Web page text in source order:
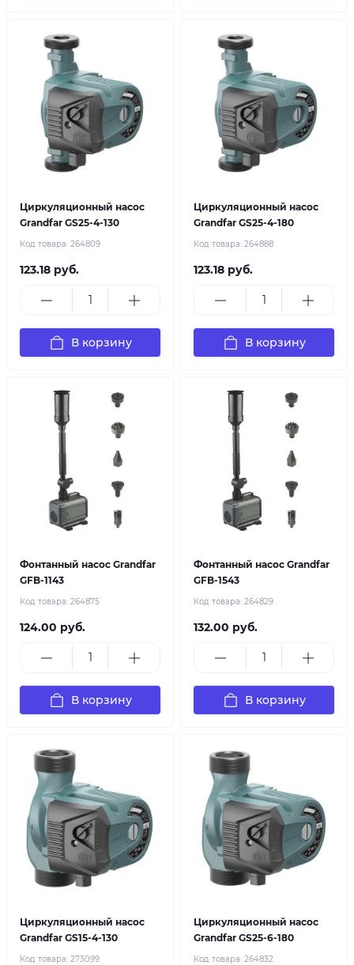
Циркуляционный насос
Grandfar GS25-4-130
Код товара: 264809
123.18 руб.
В корзину
Циркуляционный насос
Grandfar GS25-4-180
Код товара: 264888
123.18 руб.
В корзину
Фонтанный насос Grandfar
GFB-1143
Код товара: 264875
124.00 руб.
В корзину
Фонтанный насос Grandfar
GFB-1543
Код товара: 264829
132.00 руб.
В корзину
Циркуляционный насос
Grandfar GS15-4-130
Код товара: 273099
Циркуляционный насос
Grandfar GS25-6-180
Код товара: 264832